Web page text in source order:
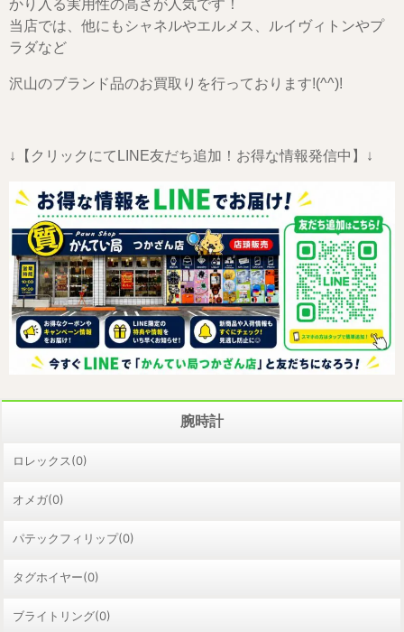
かり入る実用性の高さが人気です！
当店では、他にもシャネルやエルメス、ルイヴィトンやプ
ラダなど
沢山のブランド品のお買取りを行っております!(^^)!
↓【クリックにてLINE友だち追加！お得な情報発信中】↓
腕時計
ロレックス(0)
オメガ(0)
パテックフィリップ(0)
タグホイヤー(0)
ブライトリング(0)